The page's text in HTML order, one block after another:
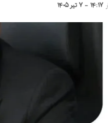
۱۴:۱۷ - ۷ تیر ۱۴۰۵